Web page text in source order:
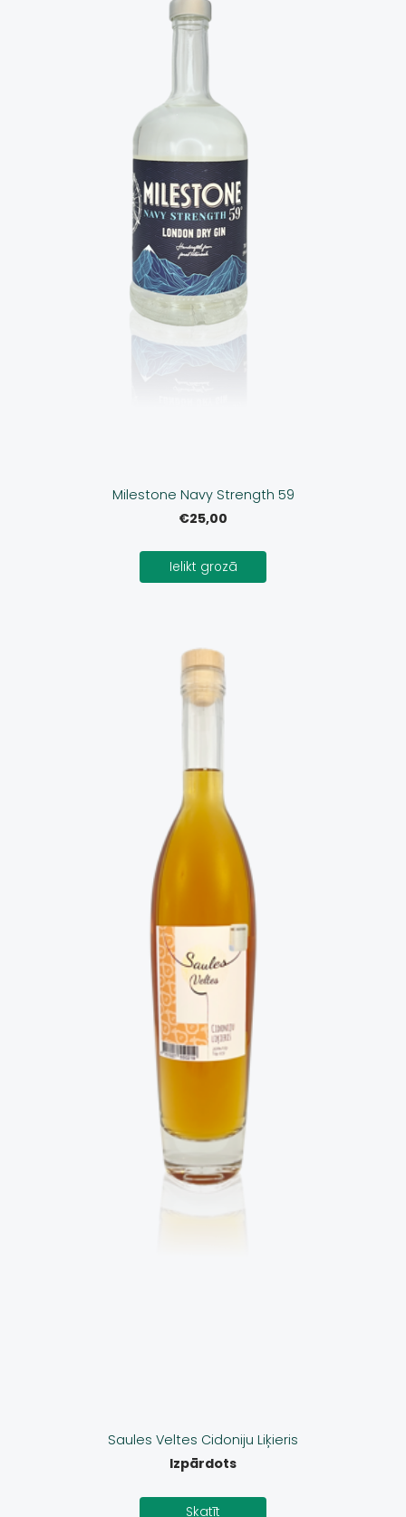
Milestone Navy Strength 59
€25,00
Ielikt grozā
Saules Veltes Cidoniju Liķieris
Izpārdots
Skatīt